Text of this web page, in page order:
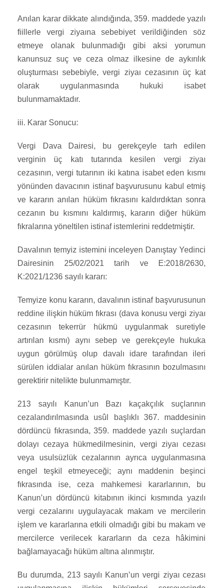
Anılan karar dikkate alındığında, 359. maddede yazılı
fiillerle vergi ziyaına sebebiyet verildiğinden söz
etmeye olanak bulunmadığı gibi aksi yorumun
kanunsuz suç ve ceza olmaz ilkesine de aykırılık
oluşturması sebebiyle, vergi ziyaı cezasının üç kat
olarak uygulanmasında hukuki isabet
bulunmamaktadır.
iii. Karar Sonucu:
Vergi Dava Dairesi, bu gerekçeyle tarh edilen
verginin üç katı tutarında kesilen vergi ziyaı
cezasının, vergi tutarının iki katına isabet eden kısmı
yönünden davacının istinaf başvurusunu kabul etmiş
ve kararın anılan hüküm fıkrasını kaldırdıktan sonra
cezanın bu kısmını kaldırmış, kararın diğer hüküm
fıkralarına yöneltilen istinaf istemlerini reddetmiştir.
Davalının temyiz istemini inceleyen Danıştay Yedinci
Dairesinin 25/02/2021 tarih ve E:2018/2630,
K:2021/1236 sayılı kararı:
Temyize konu kararın, davalının istinaf başvurusunun
reddine ilişkin hüküm fıkrası (dava konusu vergi ziyaı
cezasının tekerrür hükmü uygulanmak suretiyle
artırılan kısmı) aynı sebep ve gerekçeyle hukuka
uygun görülmüş olup davalı idare tarafından ileri
sürülen iddialar anılan hüküm fıkrasının bozulmasını
gerektirir nitelikte bulunmamıştır.
213 sayılı Kanun’un Bazı kaçakçılık suçlarının
cezalandırılmasında usûl başlıklı 367. maddesinin
dördüncü fıkrasında, 359. maddede yazılı suçlardan
dolayı cezaya hükmedilmesinin, vergi ziyaı cezası
veya usulsüzlük cezalarının ayrıca uygulanmasına
engel teşkil etmeyeceği; aynı maddenin beşinci
fıkrasında ise, ceza mahkemesi kararlarının, bu
Kanun’un dördüncü kitabının ikinci kısmında yazılı
vergi cezalarını uygulayacak makam ve mercilerin
işlem ve kararlarına etkili olmadığı gibi bu makam ve
mercilerce verilecek kararların da ceza hâkimini
bağlamayacağı hüküm altına alınmıştır.
Bu durumda, 213 sayılı Kanun’un vergi ziyaı cezası